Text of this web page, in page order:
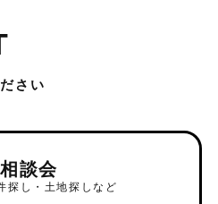
さい
談会
探し・土地探しなど